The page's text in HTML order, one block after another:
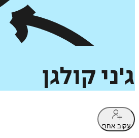
ג'ני קולגן
עקוב אחרי